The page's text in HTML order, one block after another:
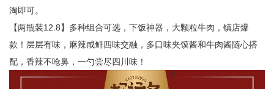
淘即可。
【两瓶装12.8】多种组合可选，下饭神器，大颗粒牛肉，镇店爆
款！层层有味，麻辣咸鲜四味交融，多口味夹馍酱和牛肉酱随心搭
配，香辣不呛鼻，一勺尝尽四川味！